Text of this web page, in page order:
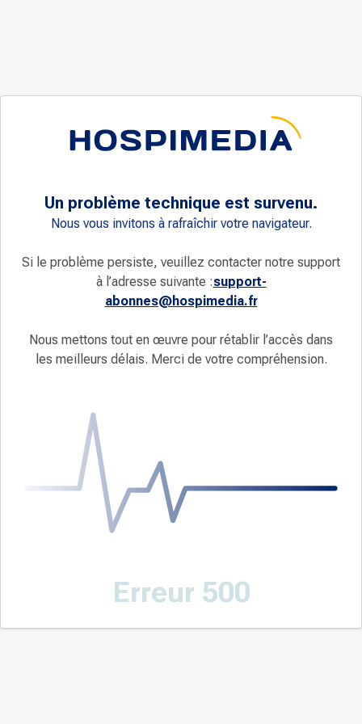
Un problème technique est survenu.
Nous vous invitons à rafraîchir votre navigateur.
Si le problème persiste, veuillez contacter notre support
à l’adresse suivante :support-
abonnes@hospimedia.fr
Nous mettons tout en œuvre pour rétablir l’accès dans
les meilleurs délais. Merci de votre compréhension.
Erreur 500